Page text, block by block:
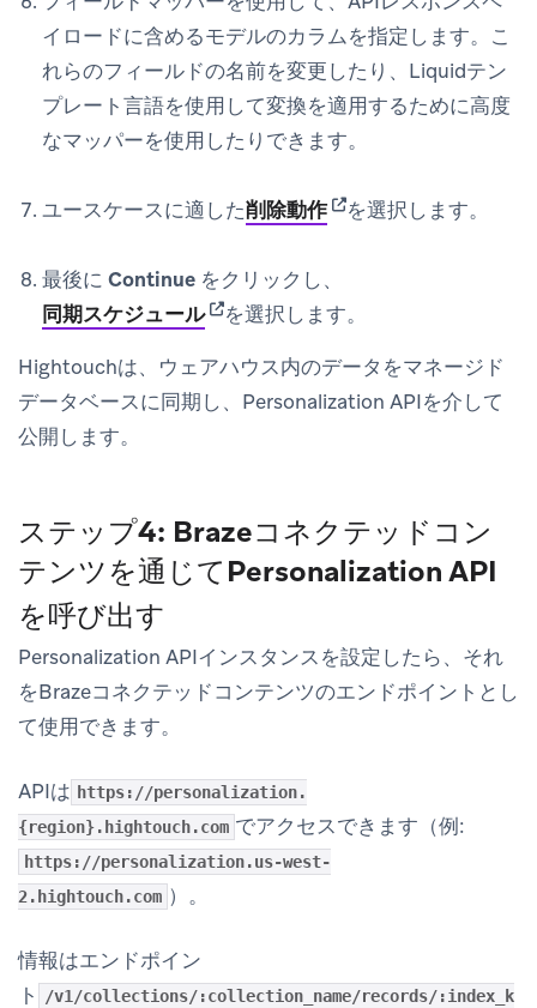
イロードに含めるモデルのカラムを指定します。こ
れらのフィールドの名前を変更したり、Liquidテン
プレート言語を使用して変換を適用するために高度
なマッパーを使用したりできます。
ユースケースに適した削除動作(opens in new tab)
を選択します。
最後に Continue をクリックし、
同期スケジュール(opens in new tab)
を選択します。
Hightouchは、ウェアハウス内のデータをマネージド
データベースに同期し、Personalization APIを介して
公開します。
ステップ4: Brazeコネクテッドコン
テンツを通じてPersonalization API
を呼び出す
Personalization APIインスタンスを設定したら、それ
をBrazeコネクテッドコンテンツのエンドポイントとし
て使用できます。
APIは https://personalization.
{region}.hightouch.com でアクセスできます（例:
https://personalization.us-west-
2.hightouch.com ）。
情報はエンドポイン
ト
/v1/collections/:collection_name/records/:index_k